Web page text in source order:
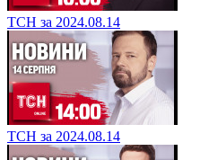
ТСН за 2024.08.14
ТСН за 2024.08.14